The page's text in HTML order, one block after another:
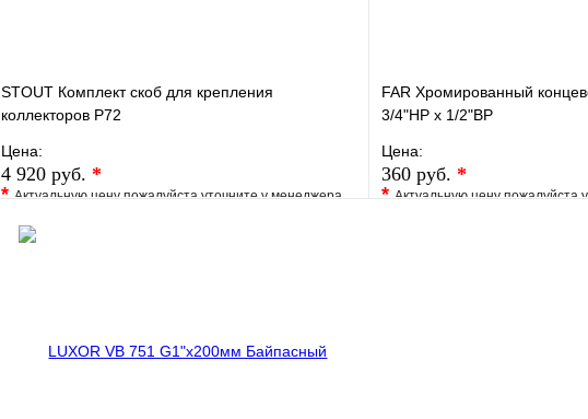
STOUT Комплект скоб для крепления
коллекторов P72
Цена:
4 920 руб. *
*Актуальную цену пожалуйста уточните у менеджера
В избранное
FAR Хромированный
3/4"НР х 1/2"ВР
Цена:
360 руб. *
*Актуальную цену пожалуйста